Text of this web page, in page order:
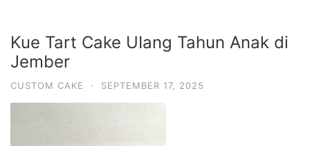
Kue Tart Cake UIang Tahun Anak di
Jember
CUSTOM CAKE · SEPTEMBER 17, 2025